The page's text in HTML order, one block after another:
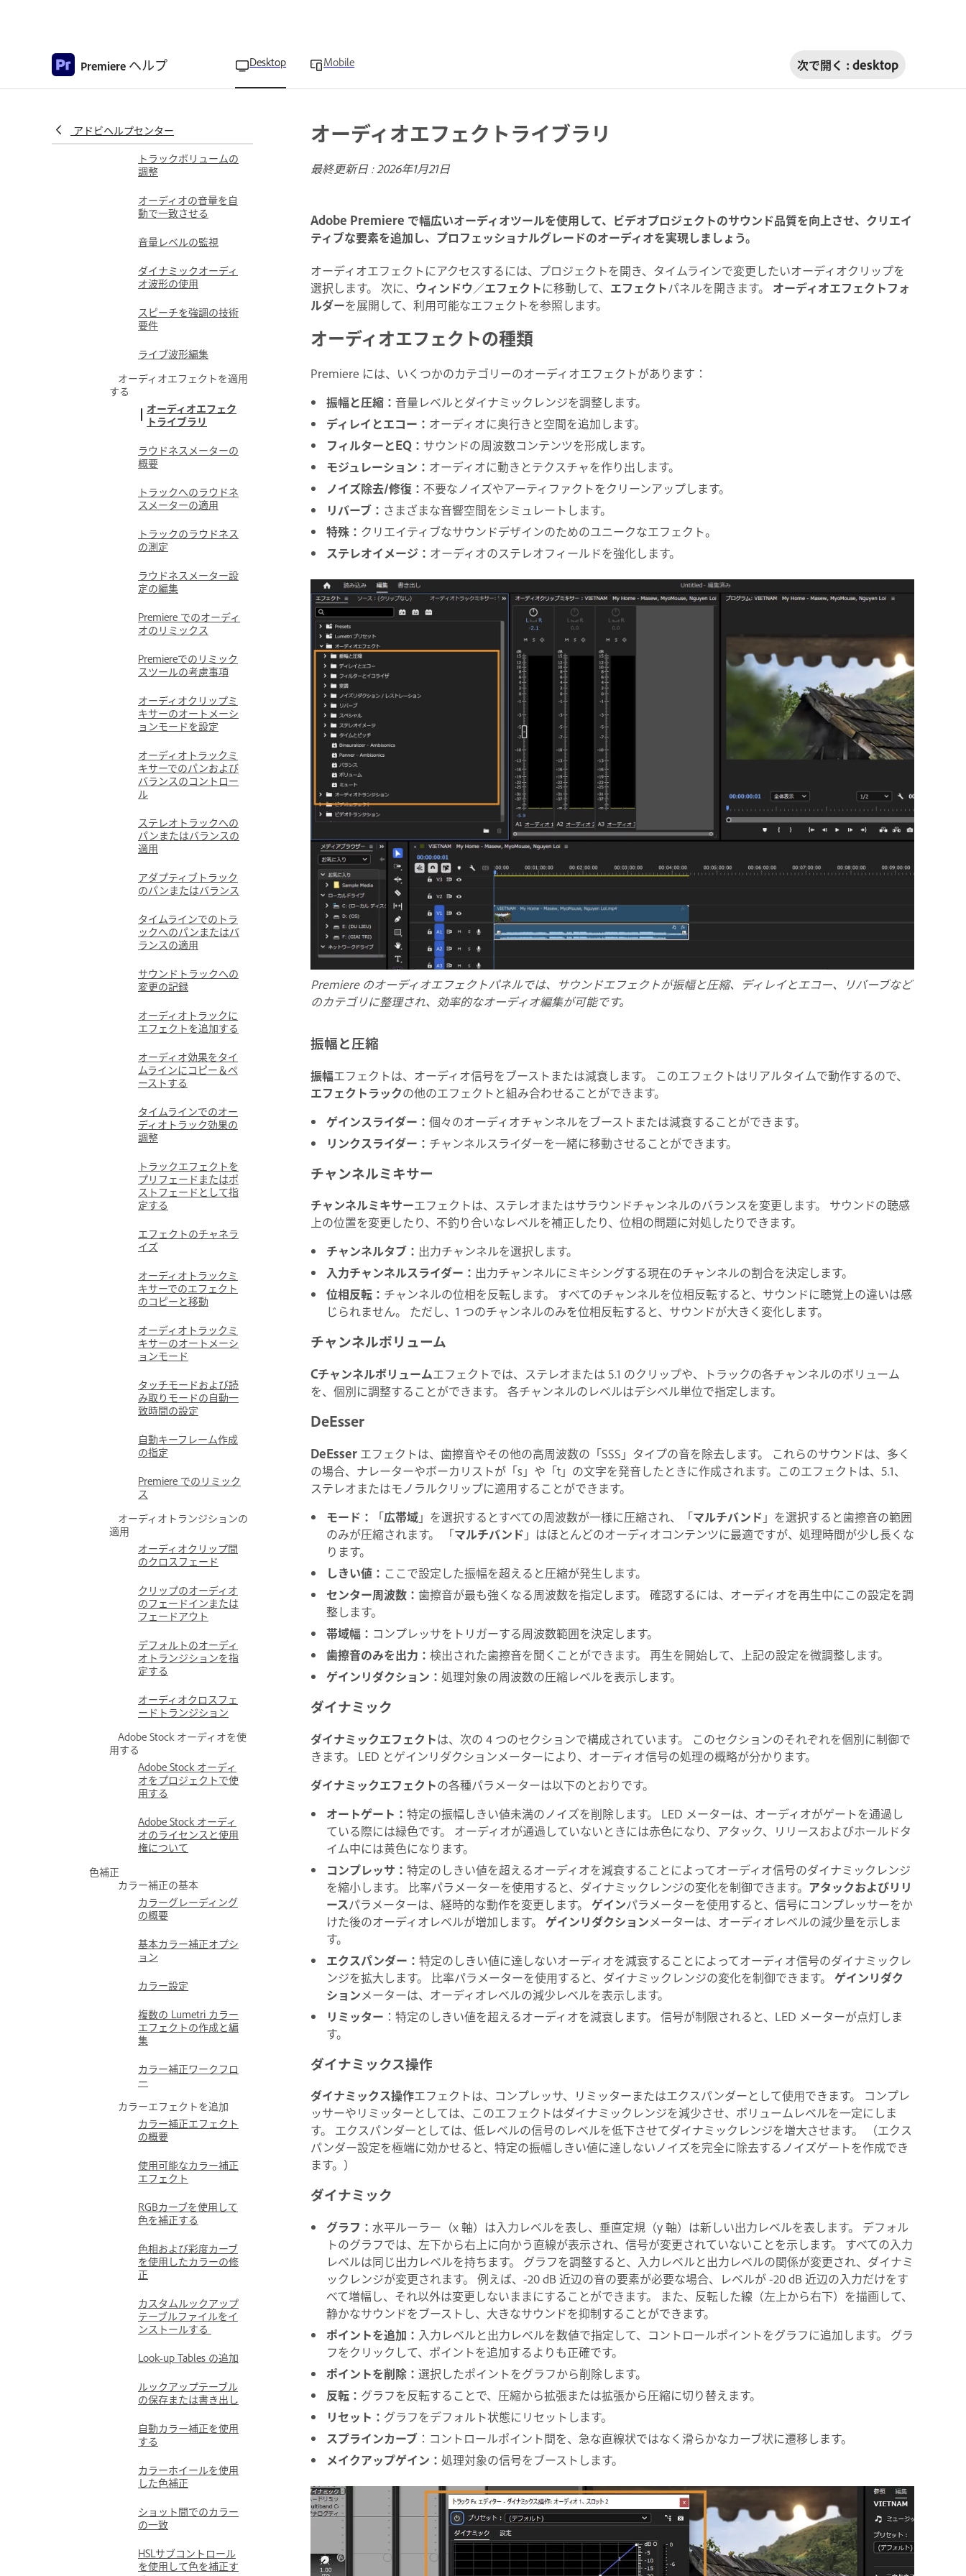
Premiere ヘルプ Desktop Mobile 次で開く : desktop
アドビヘルプセンター
オーディオプリセット
を作成
調整する
トラックボリュームの
調整
オーディオの音量を自
動で一致させる
音量レベルの監視
ダイナミックオーディ
オ波形の使用
スピーチを強調の技術
要件
ライブ波形編集
オーディオエフェクトを適用
する
オーディオエフェク
トライブラリ
ラウドネスメーターの
概要
トラックへのラウドネ
スメーターの適用
トラックのラウドネス
の測定
ラウドネスメーター設
定の編集
Premiere でのオーディ
オのリミックス
Premiereでのリミック
スツールの考慮事項
オーディオクリップミ
キサーのオートメーシ
ョンモードを設定
オーディオトラックミ
キサーでのパンおよび
バランスのコントロー
ル
ステレオトラックへの
パンまたはバランスの
適用
アダプティブトラック
のパンまたはバランス
タイムラインでのトラ
ックへのパンまたはバ
ランスの適用
サウンドトラックへの
変更の記録
オーディオトラックに
エフェクトを追加する
オーディオ効果をタイ
ムラインにコピー＆ペ
ーストする
タイムラインでのオー
ディオトラック効果の
調整
トラックエフェクトを
プリフェードまたはポ
ストフェードとして指
定する
エフェクトのチャネラ
イズ
オーディオトラックミ
キサーでのエフェクト
のコピーと移動
オーディオトラックミ
キサーのオートメーシ
ョンモード
タッチモードおよび読
み取りモードの自動一
致時間の設定
自動キーフレーム作成
の指定
Premiere でのリミック
ス
オーディオトランジションの
適用
オーディオクリップ間
のクロスフェード
クリップのオーディオ
のフェードインまたは
フェードアウト
デフォルトのオーディ
オトランジションを指
定する
オーディオクロスフェ
ードトランジション
Adobe Stock オーディオを使
用する
Adobe Stock オーディ
オをプロジェクトで使
用する
Adobe Stock オーディ
オのライセンスと使用
権について
色補正
カラー補正の基本
カラーグレーディング
の概要
基本カラー補正オプシ
ョン
カラー設定
複数の Lumetri カラー
エフェクトの作成と編
集
カラー補正ワークフロ
ー
カラーエフェクトを追加
カラー補正エフェクト
の概要
使用可能なカラー補正
エフェクト
RGBカーブを使用して
色を補正する
色相および彩度カーブ
を使用したカラーの修
正
カスタムルックアップ
テーブルファイルをイ
ンストールする
Look-up Tables の追加
ルックアップテーブル
の保存または書き出し
自動カラー補正を使用
する
カラーホイールを使用
した色補正
ショット間でのカラー
の一致
HSLサブコントロール
を使用して色を補正す
オーディオエフェクトライブラリ
最終更新日 :2026年1月21日
Adobe Premiere で幅広いオーディオツールを使用して、ビデオプロジェクトのサウンド品質を向上させ、クリエイ
ティブな要素を追加し、プロフェッショナルグレードのオーディオを実現しましょう。
オーディオエフェクトにアクセスするには、プロジェクトを開き、タイムラインで変更したいオーディオクリップを
選択します。 次に、 ウィンドウ／エフェクトに移動して、 エフェクトパネルを開きます。 オーディオエフェクトフォ
ルダーを展開して、利用可能なエフェクトを参照します。
オーディオエフェクトの種類
Premiere には、いくつかのカテゴリーのオーディオエフェクトがあります：
振幅と圧縮 ： 音量レベルとダイナミックレンジを調整します。
ディレイとエコー ： オーディオに奥行きと空間を追加します。
フィルターとEQ ： サウンドの周波数コンテンツを形成します。
モジュレーション ： オーディオに動きとテクスチャを作り出します。
ノイズ除去/修復 ： 不要なノイズやアーティファクトをクリーンアップします。
リバーブ ： さまざまな音響空間をシミュレートします。
特殊 ： クリエイティブなサウンドデザインのためのユニークなエフェクト。
ステレオイメージ ： オーディオのステレオフィールドを強化します。
Premiere のオーディオエフェクトパネルでは、サウンドエフェクトが振幅と圧縮、ディレイとエコー、リバーブなど
のカテゴリに整理され、効率的なオーディオ編集が可能です。
振幅と圧縮
振幅エフェクトは、オーディオ信号をブーストまたは減衰します。 このエフェクトはリアルタイムで動作するので、
エフェクトラックの他のエフェクトと組み合わせることができます。
ゲインスライダー ： 個々のオーディオチャンネルをブーストまたは減衰することができます。
リンクスライダー ： チャンネルスライダーを一緒に移動させることができます。
チャンネルミキサー
チャンネルミキサーエフェクトは、ステレオまたはサラウンドチャンネルのバランスを変更します。 サウンドの聴感
上の位置を変更したり、不釣り合いなレベルを補正したり、位相の問題に対処したりできます。
チャンネルタブ ： 出力チャンネルを選択します。
入力チャンネルスライダー ： 出力チャンネルにミキシングする現在のチャンネルの割合を決定します。
位相反転 ： チャンネルの位相を反転します。 すべてのチャンネルを位相反転すると、サウンドに聴覚上の違いは感
じられません。 ただし、1 つのチャンネルのみを位相反転すると、サウンドが大きく変化します。
チャンネルボリューム
Cチャンネルボリュームエフェクトでは、ステレオまたは 5.1 のクリップや、トラックの各チャンネルのボリューム
を、個別に調整することができます。 各チャンネルのレベルはデシベル単位で指定します。
DeEsser
DeEsser エフェクトは、歯擦音やその他の高周波数の「SSS」タイプの音を除去します。 これらのサウンドは、多く
の場合、ナレーターやボーカリストが「s」や「t」の文字を発音したときに作成されます。このエフェクトは、5.1、
ステレオまたはモノラルクリップに適用することができます。
モード ： 「広帯域」を選択するとすべての周波数が一様に圧縮され、「マルチバンド 」を選択すると歯擦音の範囲
のみが圧縮されます。 「マルチバンド 」はほとんどのオーディオコンテンツに最適ですが、処理時間が少し長くな
ります。
しきい値 ： ここで設定した振幅を超えると圧縮が発生します。
センター周波数 ： 歯擦音が最も強くなる周波数を指定します。 確認するには、オーディオを再生中にこの設定を調
整します。
帯域幅 ： コンプレッサをトリガーする周波数範囲を決定します。
歯擦音のみを出力 ： 検出された歯擦音を聞くことができます。 再生を開始して、上記の設定を微調整します。
ゲインリダクション ： 処理対象の周波数の圧縮レベルを表示します。
ダイナミック
ダイナミックエフェクトは、次の 4 つのセクションで構成されています。 このセクションのそれぞれを個別に制御で
きます。 LED とゲインリダクションメーターにより、オーディオ信号の処理の概略が分かります。
ダイナミックエフェクトの各種パラメーターは以下のとおりです。
オートゲート ： 特定の振幅しきい値未満のノイズを削除します。 LED メーターは、オーディオがゲートを通過し
ている際には緑色です。 オーディオが通過していないときには赤色になり、アタック、リリースおよびホールドタ
イム中には黄色になります。
コンプレッサ ： 特定のしきい値を超えるオーディオを減衰することによってオーディオ信号のダイナミックレンジ
を縮小します。 比率パラメーターを使用すると、ダイナミックレンジの変化を制御できます。 アタックおよびリリ
ースパラメーターは、経時的な動作を変更します。 ゲインパラメーターを使用すると、信号にコンプレッサーをか
けた後のオーディオレベルが増加します。 ゲインリダクションメーターは、オーディオレベルの減少量を示しま
す。
エクスパンダー ： 特定のしきい値に達しないオーディオを減衰することによってオーディオ信号のダイナミックレ
ンジを拡大します。 比率パラメーターを使用すると、ダイナミックレンジの変化を制御できます。 ゲインリダク
ションメーターは、オーディオレベルの減少レベルを表示します。
リミッター ：特定のしきい値を超えるオーディオを減衰します。 信号が制限されると、LED メーターが点灯しま
す。
ダイナミックス操作
ダイナミックス操作エフェクトは、コンプレッサ、リミッターまたはエクスパンダーとして使用できます。 コンプレ
ッサーやリミッターとしては、このエフェクトはダイナミックレンジを減少させ、ボリュームレベルを一定にしま
す。 エクスパンダーとしては、低レベルの信号のレベルを低下させてダイナミックレンジを増大させます。 （エクス
パンダー設定を極端に効かせると、特定の振幅しきい値に達しないノイズを完全に除去するノイズゲートを作成でき
ます。）
ダイナミック
グラフ ： 水平ルーラー（x 軸）は入力レベルを表し、垂直定規（y 軸）は新しい出力レベルを表します。 デフォル
トのグラフでは、左下から右上に向かう直線が表示され、信号が変更されていないことを示します。 すべての入力
レベルは同じ出力レベルを持ちます。 グラフを調整すると、入力レベルと出力レベルの関係が変更され、ダイナミ
ックレンジが変更されます。 例えば、-20 dB 近辺の音の要素が必要な場合、レベルが -20 dB 近辺の入力だけをす
べて増幅し、それ以外は変更しないままにすることができます。 また、反転した線（左上から右下）を描画して、
静かなサウンドをブーストし、大きなサウンドを抑制することができます。
ポイントを追加 ： 入力レベルと出力レベルを数値で指定して、コントロールポイントをグラフに追加します。 グラ
フをクリックして、ポイントを追加するよりも正確です。
ポイントを削除 ： 選択したポイントをグラフから削除します。
反転 ： グラフを反転することで、圧縮から拡張または拡張から圧縮に切り替えます。
リセット ： グラフをデフォルト状態にリセットします。
スプラインカーブ ：コントロールポイント間を、急な直線状ではなく滑らかなカーブ状に遷移します。
メイクアップゲイン ： 処理対象の信号をブーストします。